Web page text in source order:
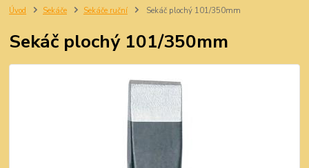
Úvod Sekáče Sekáče ruční Sekáč plochý 101/350mm
Sekáč plochý 101/350mm